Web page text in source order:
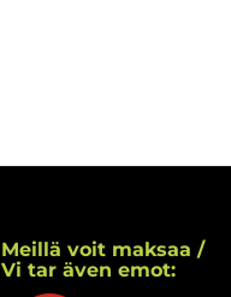
Meillä voit maksaa /
Vi tar även emot: